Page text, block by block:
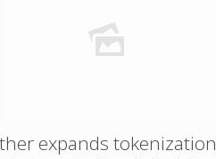
expands tokenization